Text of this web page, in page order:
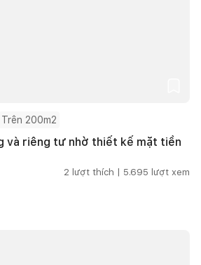
Trên 200m2
và riêng tư nhờ thiết kế mặt tiền
2 lượt thích | 5.695 lượt xem